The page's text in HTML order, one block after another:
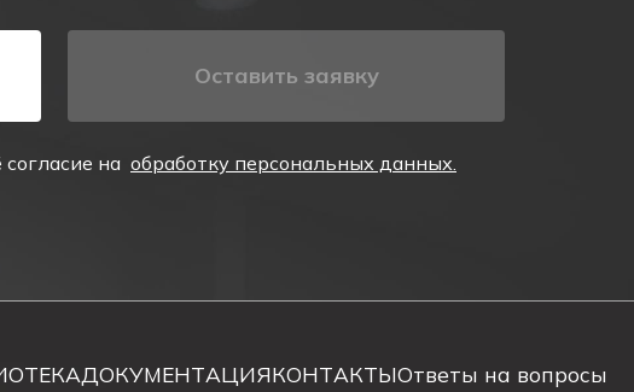
зарядное устройство, а также защиту от перезаряда.
светодиодные индикаторы. Проверка исправности
Оставить заявку
на обработку персональных данных.
ДОКУМЕНТАЦИЯКОНТАКТЫОтветы на вопросы